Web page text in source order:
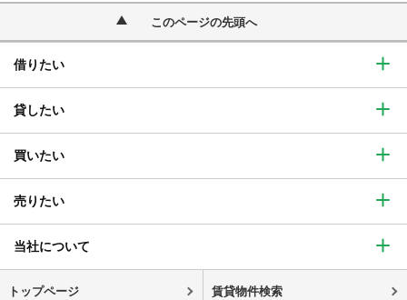
このページの先頭へ
借りたい
貸したい
買いたい
売りたい
当社について
トップページ 賃貸物件検索